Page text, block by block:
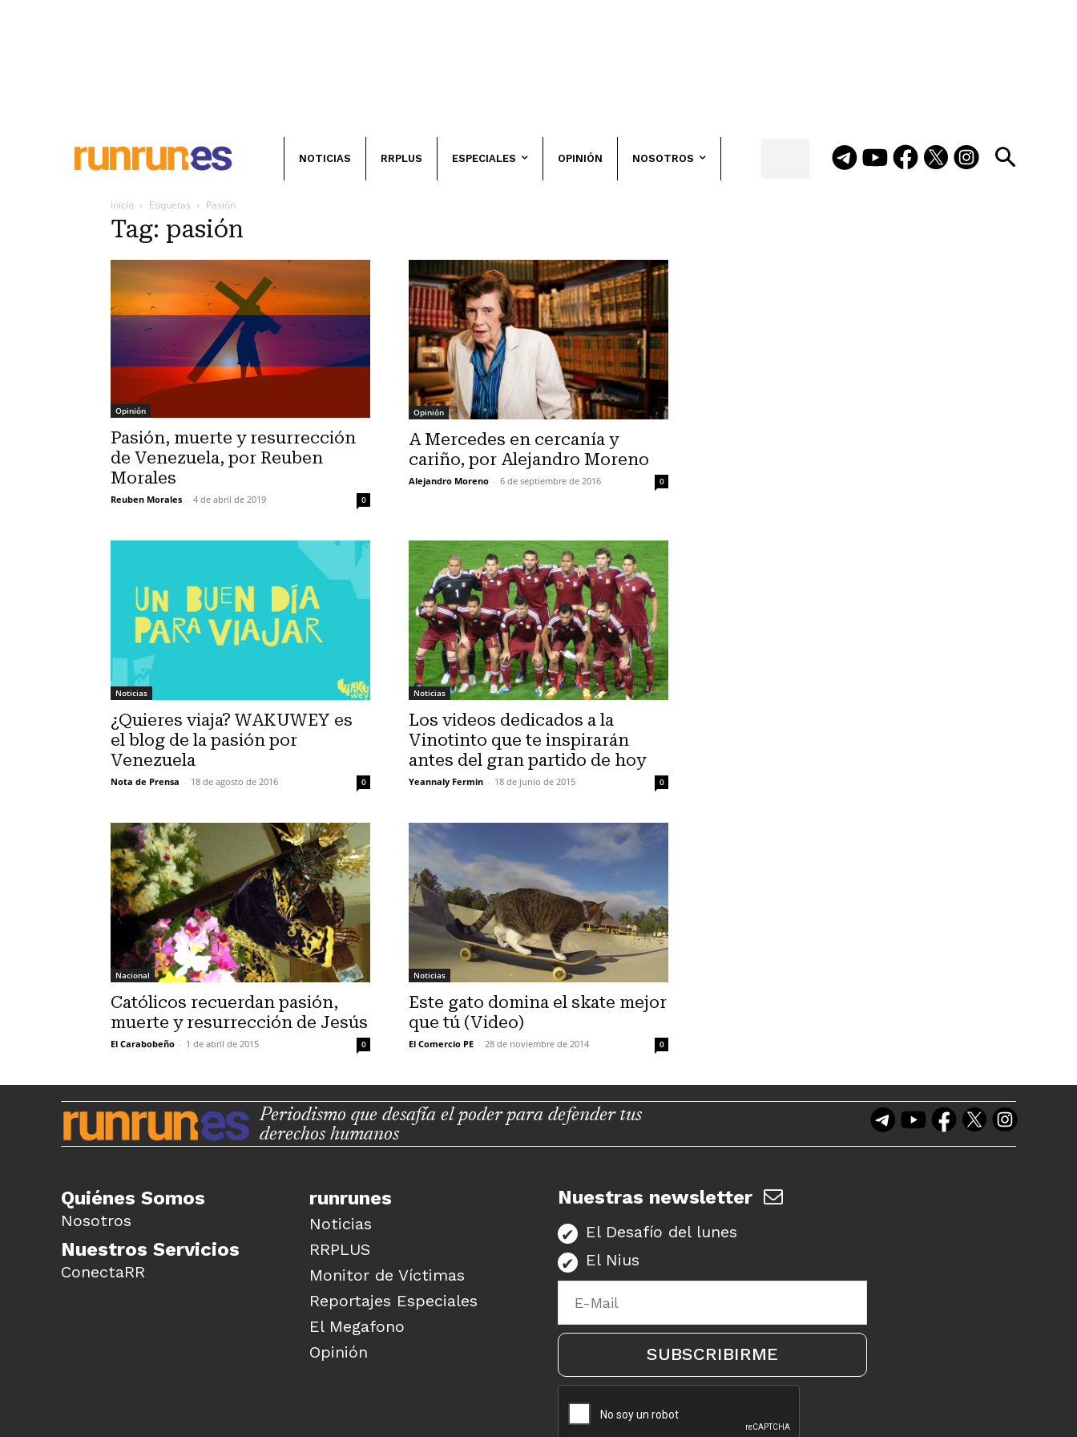
NOTICIAS RRPLUS ESPECIALES OPINIÓN NOSOTROS
Inicio Etiquetas Pasión
Tag: pasión
Opinión
Pasión, muerte y resurrección
de Venezuela, por Reuben
Morales
Reuben Morales - 4 de abril de 2019 0
Opinión
A Mercedes en cercanía y
cariño, por Alejandro Moreno
Alejandro Moreno - 6 de septiembre de 2016 0
Noticias
¿Quieres viaja? WAKUWEY es
el blog de la pasión por
Venezuela
Nota de Prensa - 18 de agosto de 2016 0
Noticias
Los videos dedicados a la
Vinotinto que te inspirarán
antes del gran partido de hoy
Yeannaly Fermin - 18 de junio de 2015 0
Nacional
Católicos recuerdan pasión,
muerte y resurrección de Jesús
El Carabobeño - 1 de abril de 2015 0
Noticias
Este gato domina el skate mejor
que tú (Video)
El Comercio PE - 28 de noviembre de 2014 0
Periodismo que desafía el poder para defender tus
derechos humanos
Quiénes Somos
Nosotros
Nuestros Servicios
ConectaRR
runrunes
Noticias
RRPLUS
Monitor de Víctimas
Reportajes Especiales
El Megafono
Opinión
Nuestras newsletter
El Desafío del lunes
El Nius